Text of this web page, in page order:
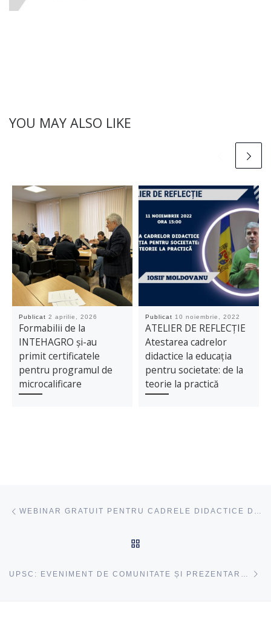
YOU MAY ALSO LIKE
Publicat2 aprilie, 2026
Formabilii de la
INTEHAGRO și-au
primit certificatele
pentru programul de
microcalificare
Publicat 10 noiembrie, 2022
ATELIER DE REFLECȚIE
Atestarea cadrelor
didactice la educația
pentru societate: de la
teorie la practică
WEBINAR GRATUIT PENTRU CADRELE DIDACTICE DIN ÎNVĂȚĂMÂNTUL PRIMAR „ CALCULUL ARITMETIC: CORECT, RAȚIONAL ȘI FLUENT”